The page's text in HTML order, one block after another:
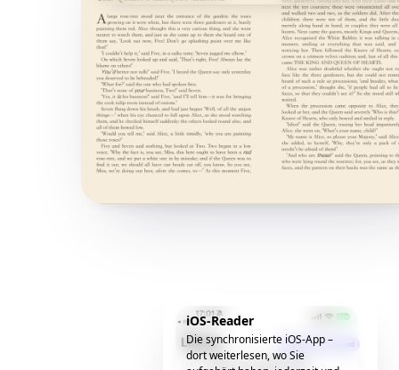
iOS-Reader
Die synchronisierte iOS-App –
dort weiterlesen, wo Sie